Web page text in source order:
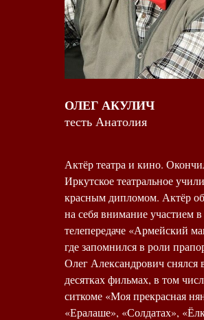
ОЛЕГ АКУЛИЧ
тесть Анатолия
Актёр театра и кино.
Иркутское театральное
красным дипломом. Актёр
на себя внимание участием в
телепередаче «Армейский
где запомнился в роли
Олег Александрович снялся
десятках фильмах, в том
ситкоме «Моя прекрасная
«Ералаше», «Солдатах»,